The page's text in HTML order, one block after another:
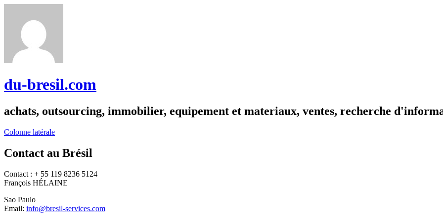
du-bresil.com
achats, outsourcing, immobilier, equipement et materiaux, ventes, recherche
Colonne latérale
Contact au Brésil
Contact : + 55 119 8236 5124
François HÉLAINE
Sao Paulo
Email: info@bresil-services.com